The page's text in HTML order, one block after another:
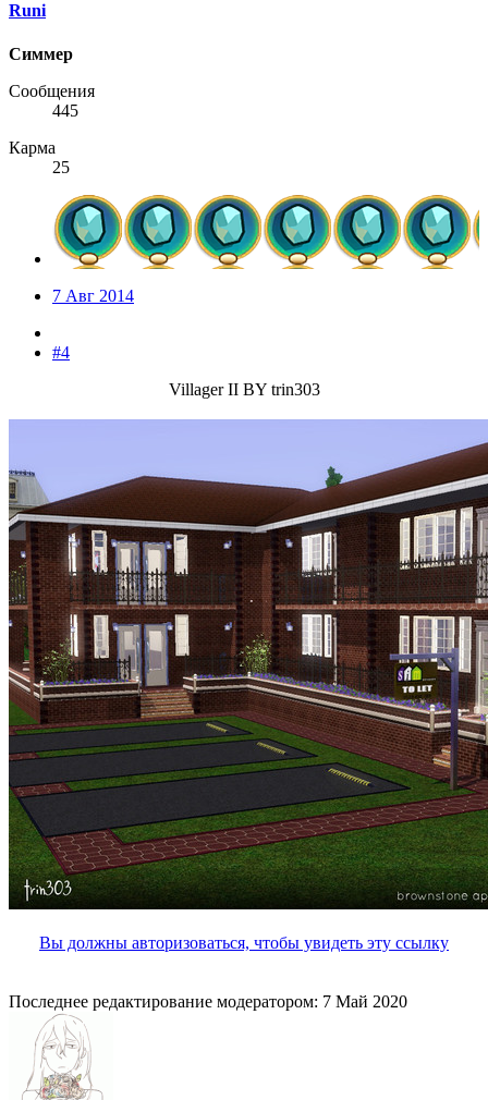
Runi
Симмер
Сообщения
445
Карма
25
7 Авг 2014
#4
Villager II BY trin303
Вы должны авторизоваться, чтобы увидеть эту ссылку
Последнее редактирование модератором: 7 Май 2020